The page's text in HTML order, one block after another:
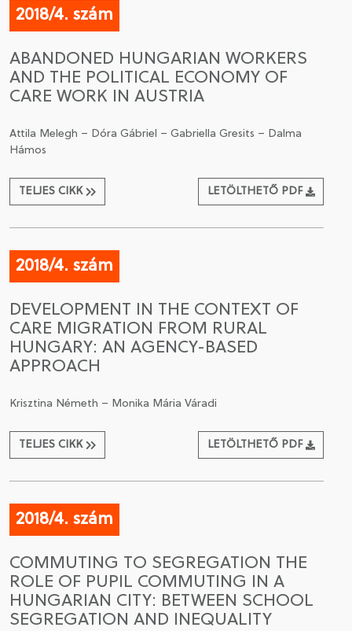
2018/4. szám
ABANDONED HUNGARIAN WORKERS
AND THE POLITICAL ECONOMY OF
CARE WORK IN AUSTRIA
Attila Melegh – Dóra Gábriel – Gabriella Gresits – Dalma
Hámos
TELJES CIKK LETÖLTHETŐ PDF
2018/4. szám
DEVELOPMENT IN THE CONTEXT OF
CARE MIGRATION FROM RURAL
HUNGARY: AN AGENCY-BASED
APPROACH
Krisztina Németh – Monika Mária Váradi
TELJES CIKK LETÖLTHETŐ PDF
2018/4. szám
COMMUTING TO SEGREGATION THE
ROLE OF PUPIL COMMUTING IN A
HUNGARIAN CITY: BETWEEN SCHOOL
SEGREGATION AND INEQUALITY